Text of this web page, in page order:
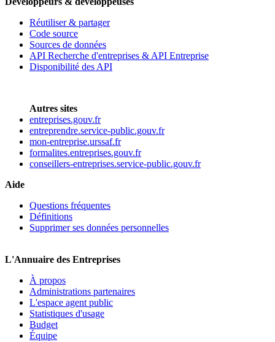
Réutiliser & partager
Code source
Sources de données
API Recherche d'entreprises & API Entreprise
Disponibilité des API
Autres sites
entreprises.gouv.fr
entreprendre.service-public.gouv.fr
mon-entreprise.urssaf.fr
formalites.entreprises.gouv.fr
conseillers-entreprises.service-public.gouv.fr
Aide
Questions fréquentes
Définitions
Supprimer ses données personnelles
L'Annuaire des Entreprises
À propos
Administrations partenaires
L'espace agent public
Statistiques d'usage
Budget
Équipe